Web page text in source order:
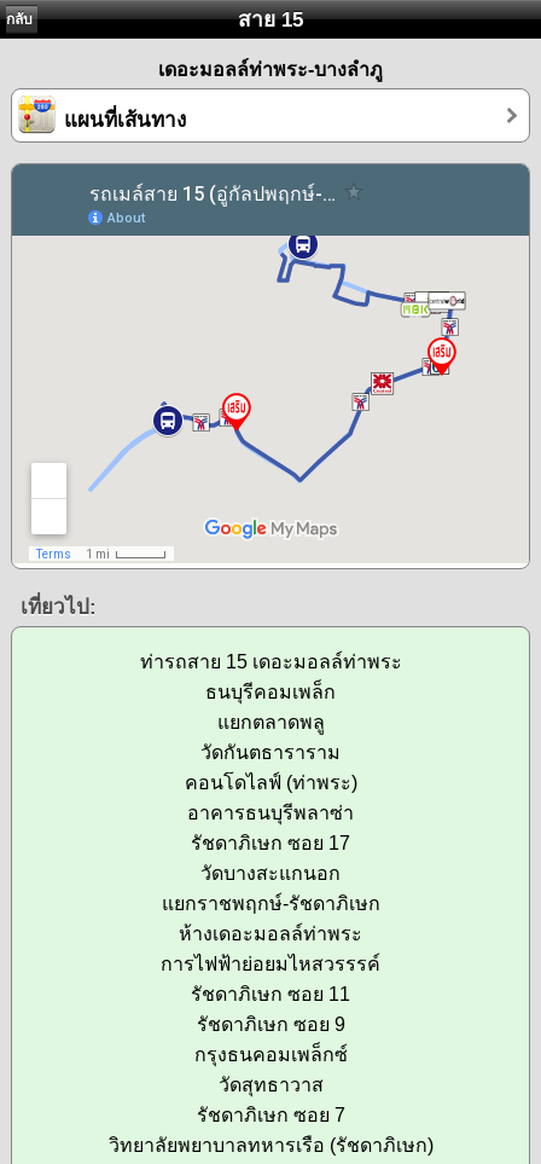
กลับ สาย 15
เดอะมอลล์ท่าพระ-บางลำภู
แผนที่เส้นทาง
เที่ยวไป:
ท่ารถสาย 15 เดอะมอลล์ท่าพระ
ธนบุรีคอมเพล็ก
แยกตลาดพลู
วัดกันตธาราราม
คอนโดไลฟ์ (ท่าพระ)
อาคารธนบุรีพลาซ่า
รัชดาภิเษก ซอย 17
วัดบางสะแกนอก
แยกราชพฤกษ์-รัชดาภิเษก
ห้างเดอะมอลล์ท่าพระ
การไฟฟ้าย่อยมไหสวรรรค์
รัชดาภิเษก ซอย 11
รัชดาภิเษก ซอย 9
กรุงธนคอมเพล็กซ์
วัดสุทธาวาส
รัชดาภิเษก ซอย 7
วิทยาลัยพยาบาลทหารเรือ (รัชดาภิเษก)